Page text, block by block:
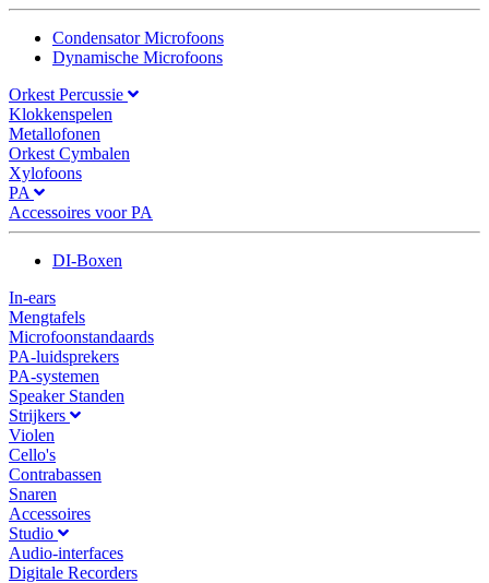
Condensator Microfoons
Dynamische Microfoons
Orkest Percussie
Klokkenspelen
Metallofonen
Orkest Cymbalen
Xylofoons
PA
Accessoires voor PA
DI-Boxen
In-ears
Mengtafels
Microfoonstandaards
PA-luidsprekers
PA-systemen
Speaker Standen
Strijkers
Violen
Cello's
Contrabassen
Snaren
Accessoires
Studio
Audio-interfaces
Digitale Recorders